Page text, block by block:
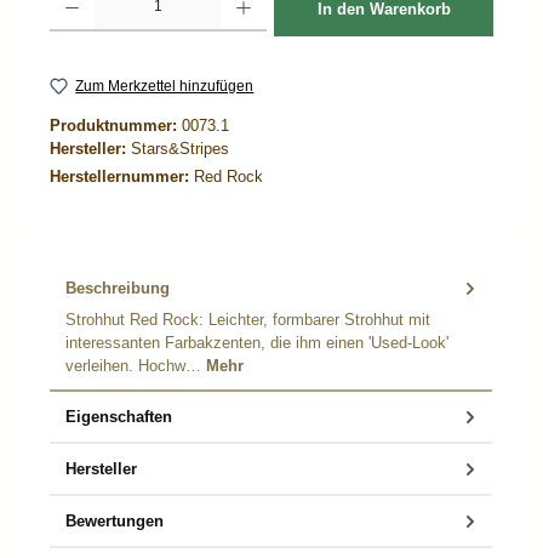
In den Warenkorb
Zum Merkzettel hinzufügen
Produktnummer: 0073.1
Hersteller: Stars&Stripes
Herstellernummer: Red Rock
Beschreibung
Strohhut Red Rock: Leichter, formbarer Strohhut mit
interessanten Farbakzenten, die ihm einen 'Used-Look'
verleihen. Hochw…
Mehr
Eigenschaften
Hersteller
Bewertungen